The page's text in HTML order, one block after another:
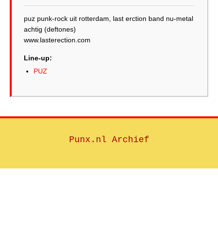
puz punk-rock uit rotterdam, last erction band nu-metal
achtig (deftones)
www.lasterection.com
Line-up:
PUZ
Punx.nl Archief